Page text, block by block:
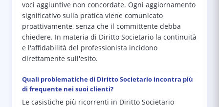
voci aggiuntive non concordate. Ogni aggiornamento
significativo sulla pratica viene comunicato
proattivamente, senza che il committente debba
chiedere. In materia di Diritto Societario la continuità
e l'affidabilità del professionista incidono
direttamente sull'esito.
Quali problematiche di Diritto Societario incontra più
di frequente nei suoi clienti?
Le casistiche più ricorrenti in Diritto Societario